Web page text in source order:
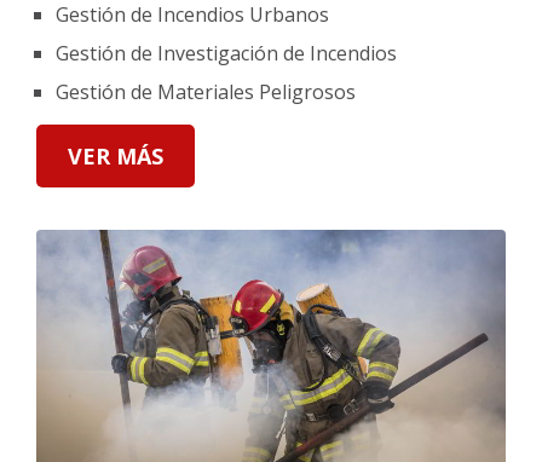
Gestión de Incendios Urbanos
Gestión de Investigación de Incendios
Gestión de Materiales Peligrosos
VER MÁS